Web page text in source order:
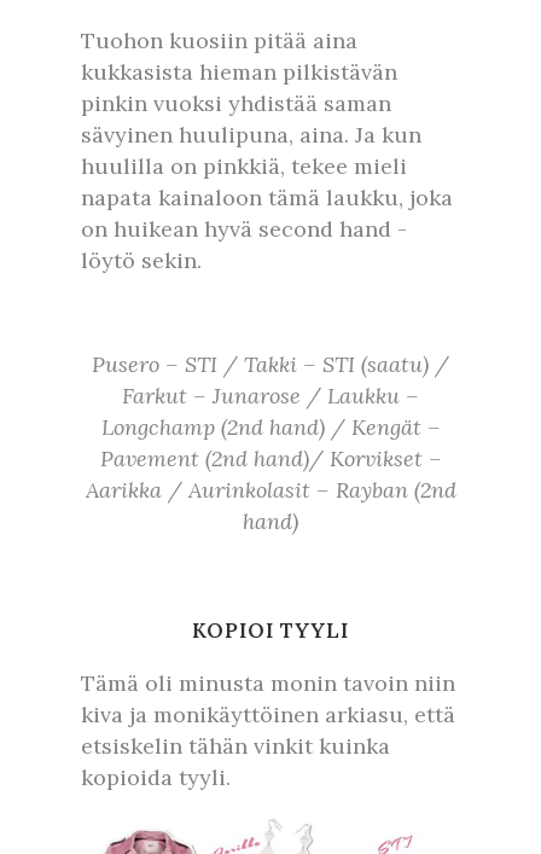
Tuohon kuosiin pitää aina
kukkasista hieman pilkistävän
pinkin vuoksi yhdistää saman
sävyinen huulipuna, aina. Ja kun
huulilla on pinkkiä, tekee mieli
napata kainaloon tämä laukku, joka
on huikean hyvä second hand -
löytö sekin.
Pusero – STI / Takki – STI (saatu) /
Farkut – Junarose / Laukku –
Longchamp (2nd hand) / Kengät –
Pavement (2nd hand)/ Korvikset –
Aarikka / Aurinkolasit – Rayban (2nd
hand)
KOPIOI TYYLI
Tämä oli minusta monin tavoin niin
kiva ja monikäyttöinen arkiasu, että
etsiskelin tähän vinkit kuinka
kopioida tyyli.